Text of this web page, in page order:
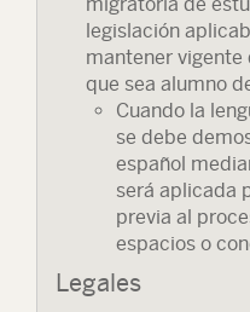
legislación
mantener
que sea alumno
Cuando la
se debe
español
será aplicada
previa al
espacios o
Legales